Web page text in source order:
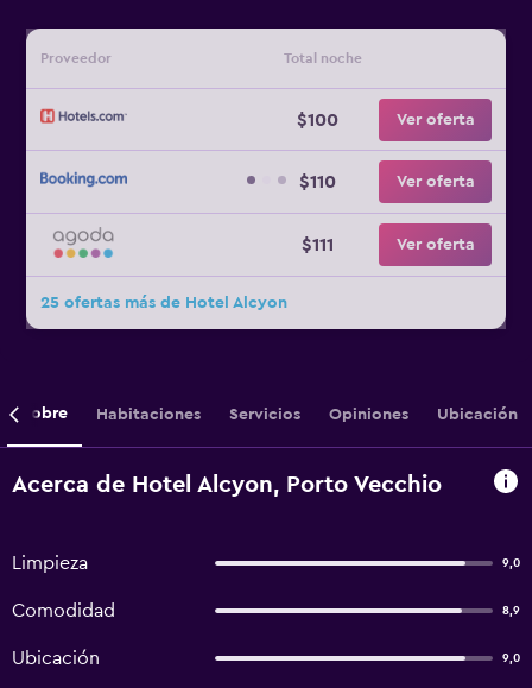
Proveedor Total noche
$100 Ver oferta
$110 Ver oferta
$111 Ver oferta
25 ofertas más de Hotel Alcyon
Sobre Habitaciones Servicios Opiniones Ubicación
Acerca de Hotel Alcyon, Porto Vecchio
Limpieza 9,0
Comodidad 8,9
Ubicación 9,0